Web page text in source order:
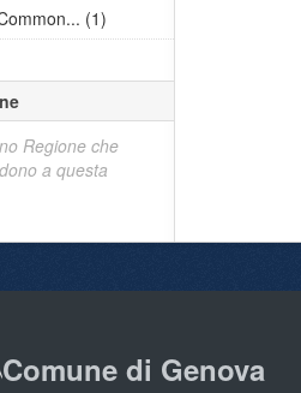
(1)
Regione che
a questa
Comune di Genova